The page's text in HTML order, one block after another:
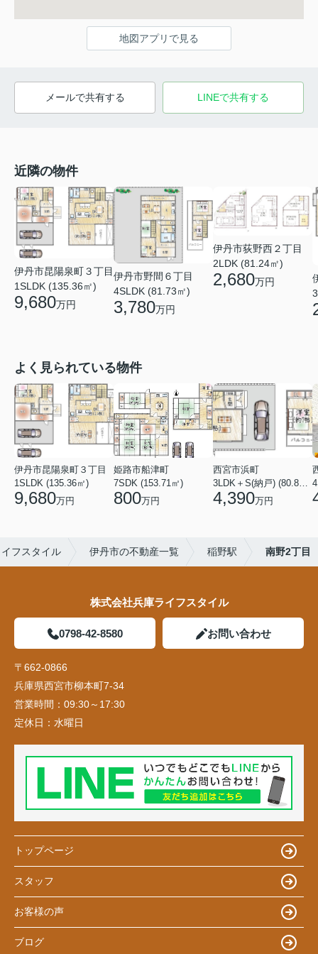
地図アプリで見る
メールで共有する LINEで共有する
近隣の物件
伊丹市昆陽泉町３丁目
1SLDK (135.36㎡)
9,680万円
伊丹市野間６丁目
4SLDK (81.73㎡)
3,780万円
伊丹市荻野西２丁目
2LDK (81.24㎡)
2,680万円
よく見られている物件
伊丹市昆陽泉町３丁目
1SLDK (135.36㎡)
9,680万円
姫路市船津町
7SDK (153.71㎡)
800万円
西宮市浜町
3LDK＋S(納戸) (80.84㎡)
4,390万円
フスタイル 伊丹市の不動産一覧 稲野駅 南野2丁目
株式会社兵庫ライフスタイル
0798-42-8580 お問い合わせ
〒662-0866
兵庫県西宮市柳本町7-34
営業時間： 09:30～17:30
定休日： 水曜日
トップページ
スタッフ
お客様の声
ブログ